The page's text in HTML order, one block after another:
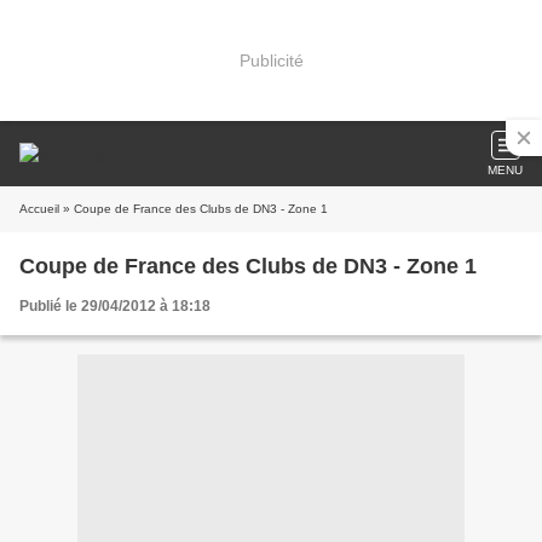
Publicité
MENU
Accueil » Coupe de France des Clubs de DN3 - Zone 1
Coupe de France des Clubs de DN3 - Zone 1
Publié le 29/04/2012 à 18:18